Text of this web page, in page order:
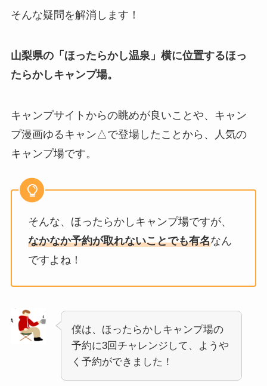
そんな疑問を解消します！
山梨県の「ほったらかし温泉」横に位置するほっ
たらかしキャンプ場。
キャンプサイトからの眺めが良いことや、キャン
プ漫画ゆるキャン△で登場したことから、人気の
キャンプ場です。
そんな、ほったらかしキャンプ場ですが、
なかなか予約が取れないことでも有名なん
ですよね！
僕は、ほったらかしキャンプ場の
予約に3回チャレンジして、ようや
く予約ができました！